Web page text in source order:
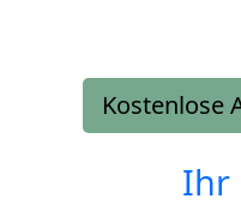
Kostenlose
Ihr